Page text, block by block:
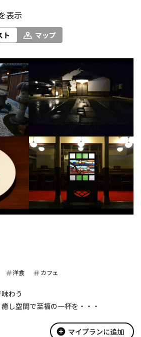
表示
ト マップ
洋食 カフェ
わう
し空間で至福の一杯を・・・
add_circle マイプランに追加